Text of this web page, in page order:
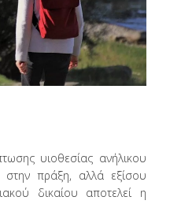
υιοθεσίας ανήλικου
στην πράξη, αλλά εξίσου
δικαίου αποτελεί η